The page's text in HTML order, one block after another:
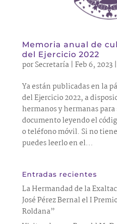
Memoria anual de
del Ejercicio 2022
porSecretaría| Feb 6, 2023|
Ya están publicadas en la
del Ejercicio 2022, a
hermanos y hermanas
documento leyendo el
o teléfono móvil. Si no
puedes leerlo en el...
Entradas recientes
La Hermandad de la
José Pérez Bernal el I
Roldana”